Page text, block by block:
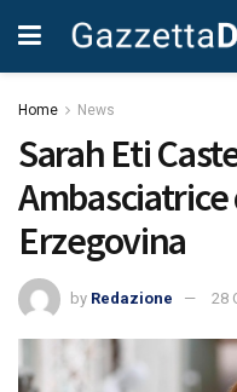
Home News
Sarah Eti
Ambasciatrice
Erzegovina
by Redazione 28